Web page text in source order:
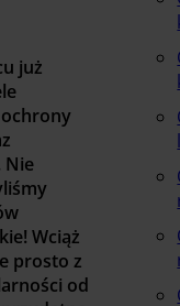
już
Nie
Wciąż
prosto z
od